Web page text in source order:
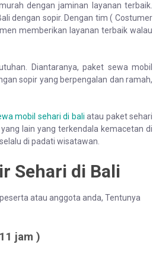
dengan jaminan layanan terbaik.
dengan sopir. Dengan tim ( Costumer
memberikan layanan terbaik walau
Diantaranya, paket sewa mobil
sopir yang berpengalan dan ramah,
mobil sehari di bali atau paket sehari
lain yang terkendala kemacetan di
di padati wisatawan.
Sehari di Bali
atau anggota anda, Tentunya
jam )